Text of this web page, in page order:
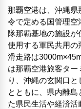
那覇空港は、沖縄県
令で定める国管理空
隊那覇基地の施設
使用する軍民共用の
滑走路は
は那覇空港旅客タ
り、沖縄の玄関口
とともに、県内離島
た県民生活や経済